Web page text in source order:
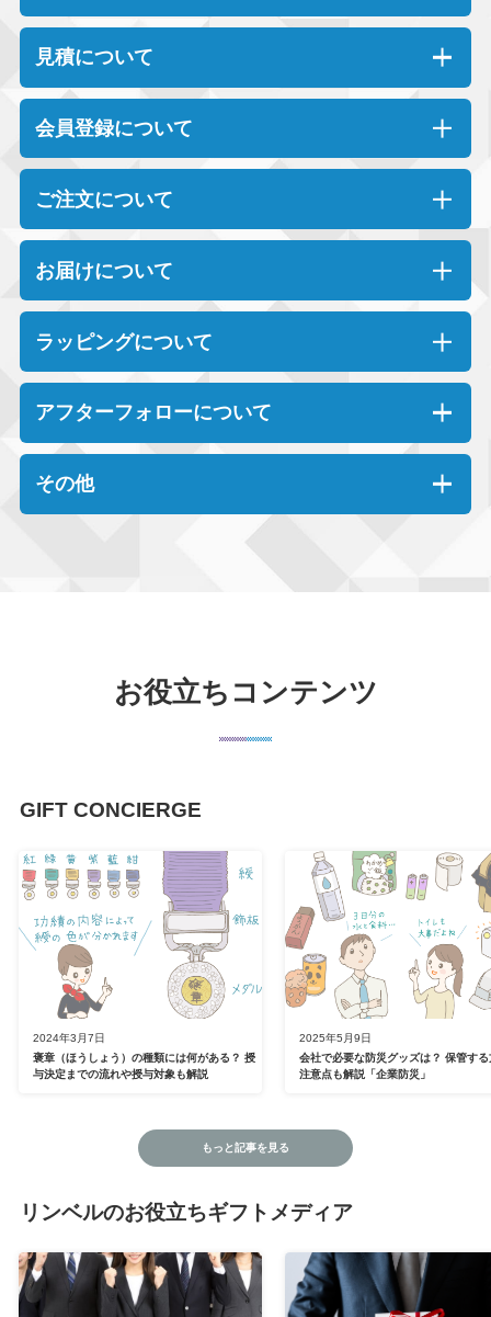
見積について
会員登録について
ご注文について
お届けについて
ラッピングについて
アフターフォローについて
その他
お役立ちコンテンツ
GIFT CONCIERGE
褒章（ほうしょう）の種類には何がある？ 授
与決定までの流れや授与対象も解説
2024年3月7日
会社で必要な防災グッズは？ 保管する
注意点も解説「企業防災」
2025年5月9日
もっと記事を見る
リンベルのお役立ちギフトメディア